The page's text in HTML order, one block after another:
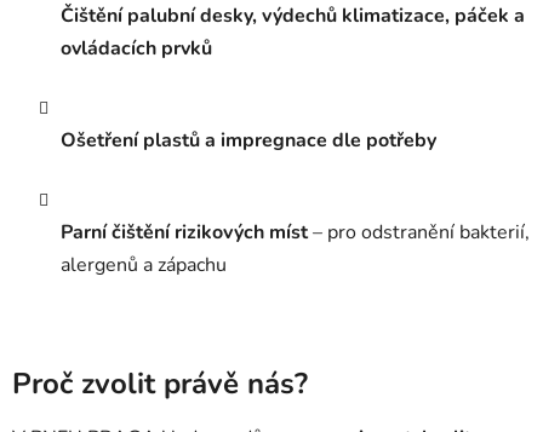
Čištění palubní desky, výdechů klimatizace, páček a
ovládacích prvků
Ošetření plastů a impregnace dle potřeby
Parní čištění rizikových míst– pro odstranění bakterií,
alergenů a zápachu
Proč zvolit právě nás?